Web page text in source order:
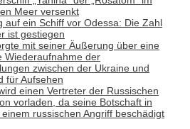
Meer versenkt
auf ein Schiff vor Odessa: Die Zahl
ist gestiegen
mit seiner Äußerung über eine
Wiederaufnahme der
zwischen der Ukraine und
für Aufsehen
einen Vertreter der Russischen
vorladen, da seine Botschaft in
einem russischen Angriff beschädigt